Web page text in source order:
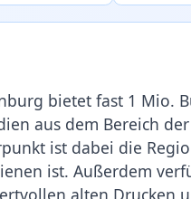
bietet fast 1 Mio.
aus dem Bereich
ist dabei die
ist. Außerdem